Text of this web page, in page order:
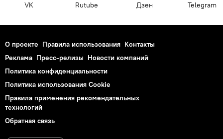
VK Rutube Дзен Telegram
О проекте Правила использования Контакты
Реклама Пресс-релизы Новости компаний
Политика конфиденциальности
Политика использования Cookie
Правила применения рекомендательных
технологий
Обратная связь